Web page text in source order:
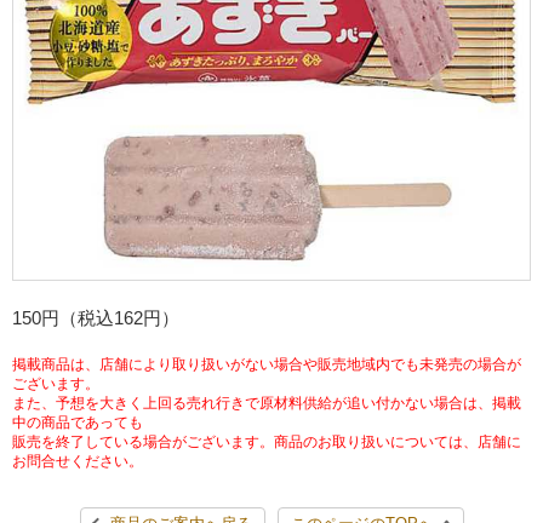
来週の新商品
セブンプレミアム
食の安全・安心への取組み
ギフト
プリペイドカード・金券
ニンテンドー・ダウンロードカード
サービストップ
マルチコピー機でできること
マルチコピー機でできることトップ
コピー
プリント
スキャン
便利なサービス
宅配便
切手・はがき・印紙
セブン銀行ATM
チケットサービス
セブンチケット
チケットぴあ
イープラス
セブン‐イレブンでお受取り
タワーレコード
セブンネットショッピング
停電時のサービス停止のお知らせ
企業情報
ニュースリリース
企業理念
会社概要
貸借対照表・損益計算書
サステナビリティ
サステナビリティトップ
セブン＆アイ・ホールディングスの重点課題
サステナビリティ活動基本方針
サステナビリティ推進体制
加盟店オーナー募集 物件募集・購入
アルバイト情報
お問い合わせ
150円（税込162円）
掲載商品は、店舗により取り扱いがない場合や販売地域内でも未発売の場合が
ございます。
また、予想を大きく上回る売れ行きで原材料供給が追い付かない場合は、掲載
中の商品であっても
販売を終了している場合がございます。商品のお取り扱いについては、店舗に
お問合せください。